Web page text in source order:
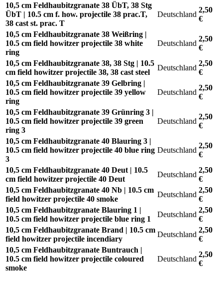
10,5 cm Feldhaubitzgranate 38 ÜbT, 38 Stg
ÜbT | 10.5 cm f. how. projectile 38 prac.T,
38 cast st. prac. T
Deutschland
2,50
€
10,5 cm Feldhaubitzgranate 38 Weißring |
10.5 cm field howitzer projectile 38 white
ring
Deutschland
2,50
€
10,5 cm Feldhaubitzgranate 38, 38 Stg | 10.5
cm field howitzer projectile 38, 38 cast steel
Deutschland
2,50
€
10,5 cm Feldhaubitzgranate 39 Gelbring |
10.5 cm field howitzer projectile 39 yellow
ring
Deutschland
2,50
€
10,5 cm Feldhaubitzgranate 39 Grünring 3 |
10.5 cm field howitzer projectile 39 green
ring 3
Deutschland
2,50
€
10,5 cm Feldhaubitzgranate 40 Blauring 3 |
10.5 cm field howitzer projectile 40 blue ring
3
Deutschland
2,50
€
10,5 cm Feldhaubitzgranate 40 Deut | 10.5
cm field howitzer projectile 40 Deut
Deutschland
2,50
€
10,5 cm Feldhaubitzgranate 40 Nb | 10.5 cm
field howitzer projectile 40 smoke
Deutschland
2,50
€
10,5 cm Feldhaubitzgranate Blauring 1 |
10.5 cm field howitzer projectile blue ring 1
Deutschland
2,50
€
10,5 cm Feldhaubitzgranate Brand | 10.5 cm
field howitzer projectile incendiary
Deutschland
2,50
€
10,5 cm Feldhaubitzgranate Buntrauch |
10.5 cm field howitzer projectile coloured
smoke
Deutschland
2,50
€